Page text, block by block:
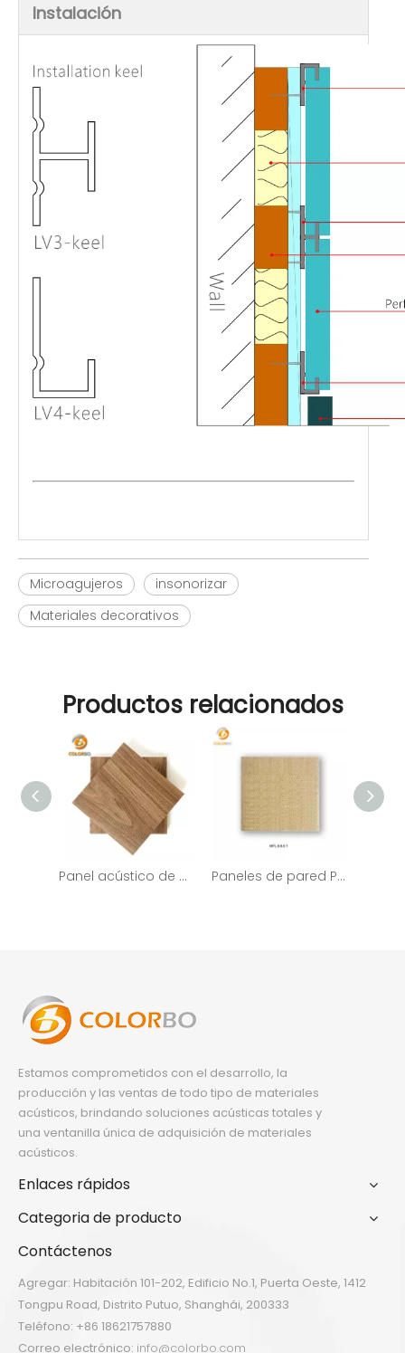
Instalación
Microagujeros
insonorizar
Materiales decorativos
Productos relacionados
Panel acústico de pared y techo con microagujeros de madera decorativos insonorizados Paneles de pared Panel acústico de madera de madera perforada para sala de reuniones
Estamos comprometidos con el desarrollo, la
producción y las ventas de todo tipo de materiales
acústicos, brindando soluciones acústicas totales y
una ventanilla única de adquisición de materiales
acústicos.
Enlaces rápidos
Categoria de producto
Contáctenos
Agregar: Habitación 101-202, Edificio No.1, Puerta Oeste, 1412
Tongpu Road, Distrito Putuo, Shanghái, 200333
Teléfono: +86 18621757880
Correo electrónico: info@colorbo.com